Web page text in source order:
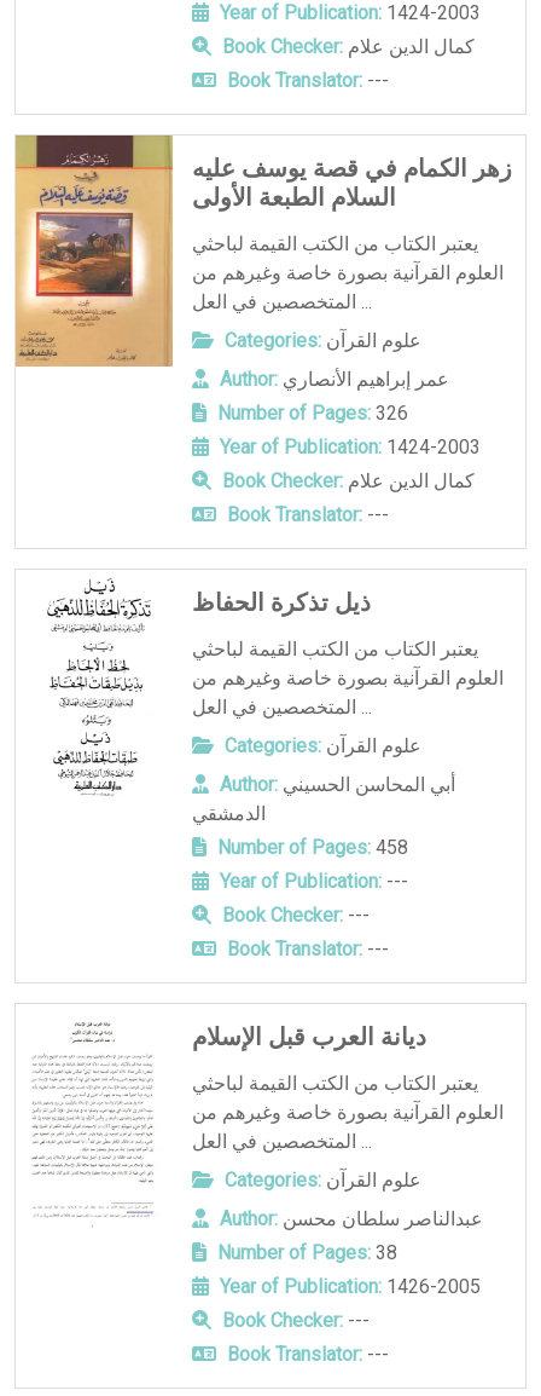
Year of Publication:1424-2003
Book Checker: كمال الدين علام
Book Translator:---
زهر الكمام في قصة يوسف عليه
السلام الطبعة الأولى
يعتبر الكتاب من الكتب القيمة لباحثي
العلوم القرآنية بصورة خاصة وغيرهم من
المتخصصين في العل ...
Categories: علوم القرآن
Author: عمر إبراهيم الأنصاري
Number of Pages:326
Year of Publication:1424-2003
Book Checker: كمال الدين علام
Book Translator:---
ذيل تذكرة الحفاظ
يعتبر الكتاب من الكتب القيمة لباحثي
العلوم القرآنية بصورة خاصة وغيرهم من
المتخصصين في العل ...
Categories: علوم القرآن
Author: أبي المحاسن الحسيني
الدمشقي
Number of Pages:458
Year of Publication:---
Book Checker:---
Book Translator:---
ديانة العرب قبل الإسلام
يعتبر الكتاب من الكتب القيمة لباحثي
العلوم القرآنية بصورة خاصة وغيرهم من
المتخصصين في العل ...
Categories: علوم القرآن
Author: عبدالناصر سلطان محسن
Number of Pages:38
Year of Publication:1426-2005
Book Checker:---
Book Translator:---